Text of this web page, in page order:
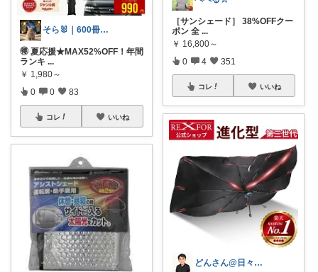
そら🐰｜600冊読んだ絵本好きママ
🉐 夏応援★MAX52%OFF！年間
ランキ ...
￥ 1,980～
0 0 83
コレ いいね
［サンシェード］ 38%OFFクー
ポン 全 ...
￥ 16,800～
0 4 351
コレ いいね
どんさん@日々の生活に彩りを